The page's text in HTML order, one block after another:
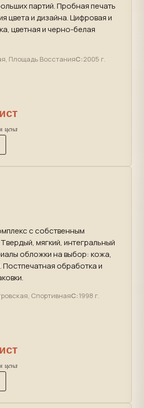
партий. Пробная печать
цвета и дизайна. Цифровая и
цветная и черно-белая
Площадь ВосстанияС:2005 г.
цена
с собственным
мягкий, интегральный
обложки на выбор: кожа,
Постпечатная обработка и
СпортивнаяС:1998 г.
цена